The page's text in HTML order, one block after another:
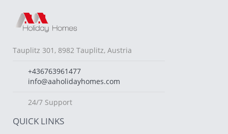
Tauplitz 301, 8982 Tauplitz, Austria
+436763961477
info@aaholidayhomes.com
24/7 Support
QUICK LINKS